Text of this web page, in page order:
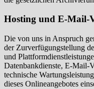
Hosting und E-Mail-
Die von uns in Anspruch
der Zurverfügungstellung
und
Datenbankdienste, E-Mail-
technische
dieses Onlineangebotes